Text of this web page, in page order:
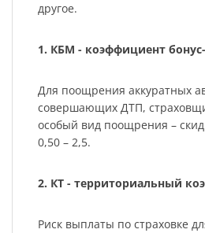
другое.
1. КБМ - коэффициент
Для поощрения аккуратных
совершающих ДТП,
особый вид поощрения –
0,50 – 2,5.
2. КТ - территориальный
Риск выплаты по страховке